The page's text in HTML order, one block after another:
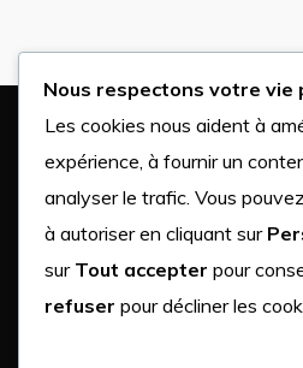
Nous respectons votre vie
Les cookies nous aident à
expérience, à fournir un
analyser le trafic. Vous
à autoriser en cliquant sur
sur Tout accepter pour
refuser pour décliner les